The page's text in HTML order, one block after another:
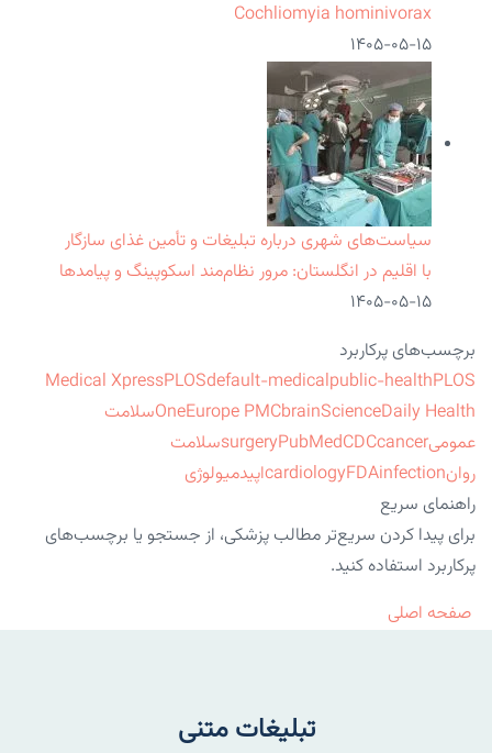
Cochliomyia hominivorax
۱۴۰۵-۰۵-۱۵
سیاست‌های شهری درباره تبلیغات و تأمین غذای سازگار
با اقلیم در انگلستان: مرور نظام‌مند اسکوپینگ و پیامدها
۱۴۰۵-۰۵-۱۵
برچسب‌های پرکاربرد
Medical XpressPLOSdefault-medicalpublic-healthPLOS
OneEurope PMCbrainScienceDaily Health
سلامت
عمومی
surgeryPubMedCDCcancer
سلامت
روان
cardiologyFDAinfection
اپیدمیولوژی
راهنمای سریع
برای پیدا کردن سریع‌تر مطالب پزشکی، از جستجو یا برچسب‌های
پرکاربرد استفاده کنید.
صفحه اصلی
تبلیغات متنی